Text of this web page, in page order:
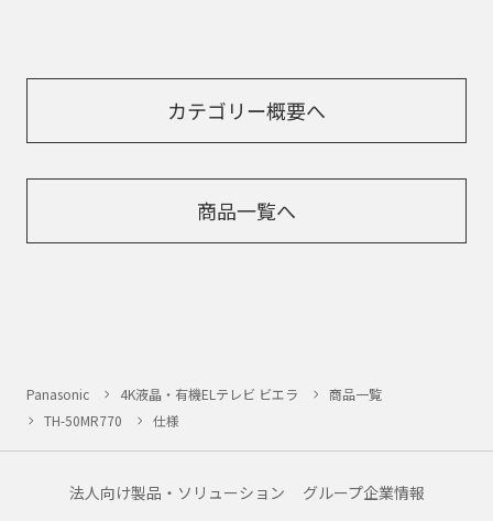
カテゴリー概要へ
商品一覧へ
Panasonic 4K液晶・有機ELテレビ ビエラ
商品一覧
TH-50MR770
仕様
法人向け製品・ソリューション グループ企業情報